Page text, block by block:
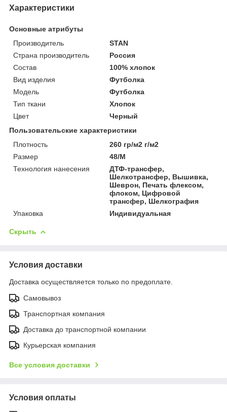
Характеристики
Основные атрибуты
Производитель
STAN
Страна производитель
Россия
Состав
100% хлопок
Вид изделия
Футболка
Мoдель
Футболка
Тип ткани
Хлопок
Цвет
Черный
Пользовательские характеристики
Плотность
260 гр/м2 г/м2
Размер
48/M
Технология нанесения
ДТФ-трансфер,
Шелкотрансфер, Вышивка,
Шеврон, Печать флексом,
флоком, Цифровой
трансфер, Шелкография
Упаковка
Индивидуальная
Скрыть
Условия доставки
Доставка осуществляется только по предоплате.
Самовывоз
Транспортная компания
Доставка до транспортной компании
Курьерская компания
Все условия доставки
Условия оплаты